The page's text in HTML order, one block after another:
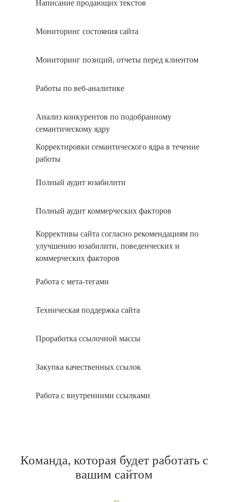
Написание продающих текстов
Мониторинг состояния сайта
Мониторинг позиций, отчеты перед клиентом
Работы по веб-аналитике
Анализ конкурентов по подобранному
семантическому ядру
Корректировки семантического ядра в течение
работы
Полный аудит юзабилити
Полный аудит коммерческих факторов
Коррективы сайта согласно рекомендациям по
улучшению юзабилити, поведенческих и
коммерческих факторов
Работа с мета-тегами
Техническая поддержка сайта
Проработка ссылочной массы
Закупка качественных ссылок
Работа с внутренними ссылками
Команда, которая будет работать с
вашим сайтом